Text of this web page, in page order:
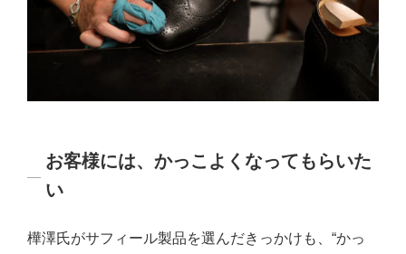
お客様には、かっこよくなってもらいた
い
樺澤氏がサフィール製品を選んだきっかけも、“かっ